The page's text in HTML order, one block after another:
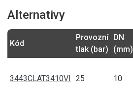
Alternativy
Kód
Provozní
tlak (bar)
DN
(mm)
3443CLAT3410VI 25 10